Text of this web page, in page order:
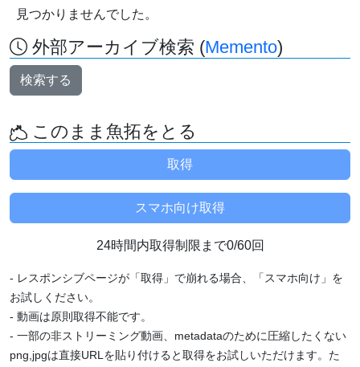
見つかりませんでした。
外部アーカイブ検索 (Memento)
検索する
このまま魚拓をとる
24時間内取得制限まで0/60回
- レスポンシブページが「取得」で崩れる場合、「スマホ向け」を
お試しください。
- 動画は原則取得不能です。
- 一部の非ストリーミング動画、metadataのために圧縮したくない
png,jpgは直接URLを貼り付けると取得をお試しいただけます。た